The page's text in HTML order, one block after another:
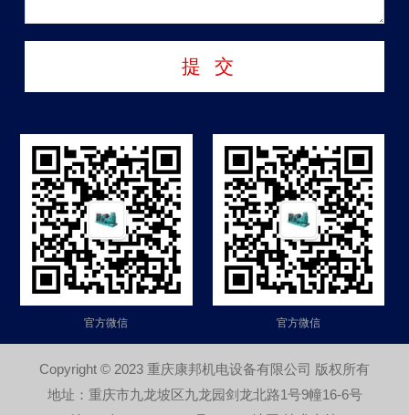
官方微信 官方微信
Copyright © 2023 重庆康邦机电设备有限公司 版权所有
地址：重庆市九龙坡区九龙园剑龙北路1号9幢16-6号